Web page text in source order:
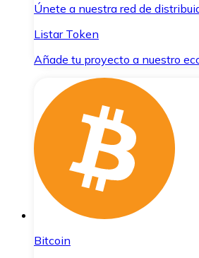
Únete a nuestra red de
Listar Token
Añade tu proyecto a nuestro
Bitcoin